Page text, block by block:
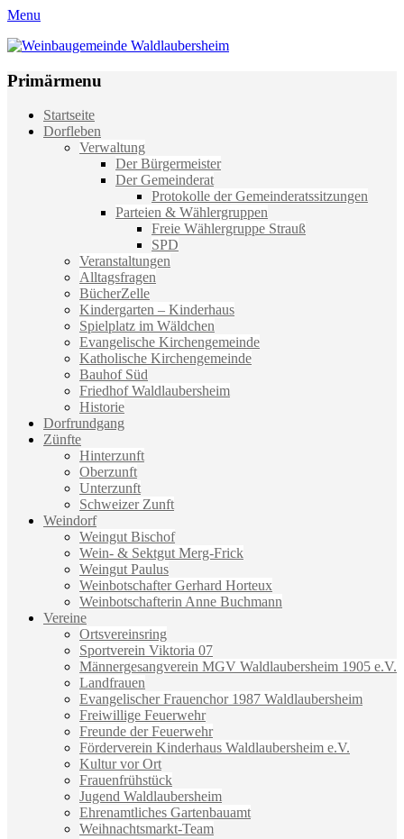
Menu
Weinbaugemeinde Waldlaubersheim
Primärmenu
Weiter
zum
Startseite
Dorfleben
Verwaltung
Der Bürgermeister
Der Gemeinderat
Protokolle der Gemeinderatssitzungen
Parteien & Wählergruppen
Freie Wählergruppe Strauß
SPD
Veranstaltungen
Alltagsfragen
BücherZelle
Kindergarten – Kinderhaus
Spielplatz im Wäldchen
Evangelische Kirchengemeinde
Katholische Kirchengemeinde
Bauhof Süd
Friedhof Waldlaubersheim
Historie
Dorfrundgang
Zünfte
Hinterzunft
Oberzunft
Unterzunft
Schweizer Zunft
Weindorf
Weingut Bischof
Wein- & Sektgut Merg-Frick
Weingut Paulus
Weinbotschafter Gerhard Horteux
Weinbotschafterin Anne Buchmann
Vereine
Ortsvereinsring
Sportverein Viktoria 07
Männergesangverein MGV Waldlaubersheim 1905 e.V.
Landfrauen
Evangelischer Frauenchor 1987 Waldlaubersheim
Freiwillige Feuerwehr
Freunde der Feuerwehr
Förderverein Kinderhaus Waldlaubersheim e.V.
Kultur vor Ort
Frauenfrühstück
Jugend Waldlaubersheim
Ehrenamtliches Gartenbauamt
Weihnachtsmarkt-Team